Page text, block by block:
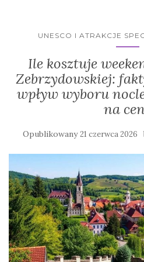
UNESCO I ATRAKCJE
Ile kosztuje
Zebrzydowskiej:
wpływ wyboru
na
Opublikowany21 czerwca 2026